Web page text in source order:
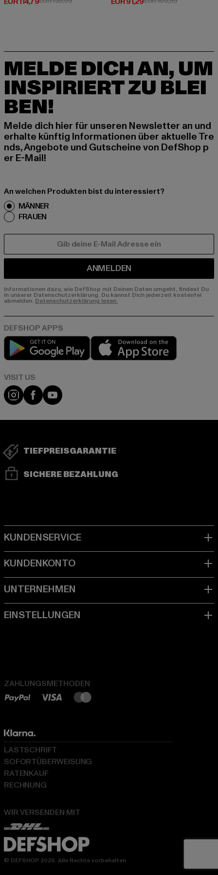
MELDE DICH AN, UM
INSPIRIERT ZU BLEI
BEN!
Melde dich hier für unseren Newsletter an und
erhalte künftig Informationen über aktuelle Tre
nds, Angebote und Gutscheine von DefShop p
er E-Mail!
An welchen Produkten bist du interessiert?
MÄNNER
FRAUEN
ANMELDEN
Informationen dazu, wie DefShop mit Deinen Daten umgeht, findest Du
in unserer Datenschutzerklärung. Du kannst Dich jederzeit kostenfei
abmelden. Datenschutzerklärung lesen.
Play market
Visit our Instagram page:
Visit our Facebook page:
Visit our YouTube channel:
TIEFPREISGARANTIE
SICHERE BEZAHLUNG
ZAHLUNGSMETHODEN
WIR VERSENDEN MIT
LASTSCHRIFT
SOFORTÜBERWEISUNG
RATENKAUF
RECHNUNG
© DEFSHOP 2026. Alle Rechte vorbehalten